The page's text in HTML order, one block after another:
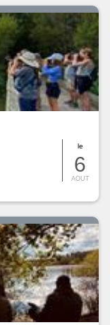
le
6
AOUT